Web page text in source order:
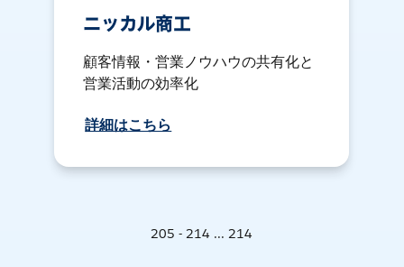
ニッカル商工
顧客情報・営業ノウハウの共有化と
営業活動の効率化
詳細はこちら
205 - 214 ... 214